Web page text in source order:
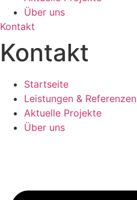
Über uns
Kontakt
Kontakt
Startseite
Leistungen & Referenzen
Aktuelle Projekte
Über uns